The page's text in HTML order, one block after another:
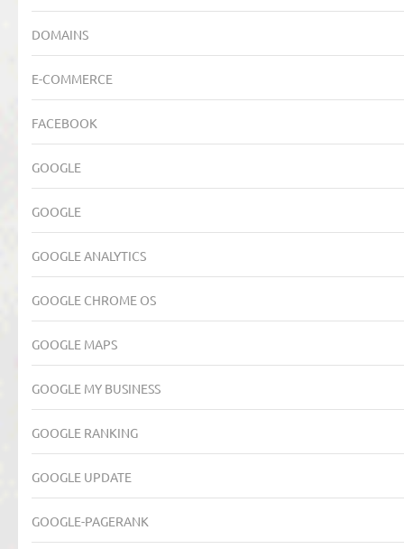
DOMAINS
E-COMMERCE
FACEBOOK
GOOGLE
GOOGLE
GOOGLE ANALYTICS
GOOGLE CHROME OS
GOOGLE MAPS
GOOGLE MY BUSINESS
GOOGLE RANKING
GOOGLE UPDATE
GOOGLE-PAGERANK